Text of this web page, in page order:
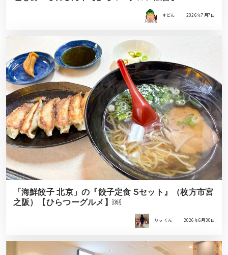
すどん 2026年7月7日
「海鮮餃子 北京」の『餃子定食 Sセット』（枚方市宮
之阪）【ひらつーグルメ】￼
りっ くん 2026年6月30日